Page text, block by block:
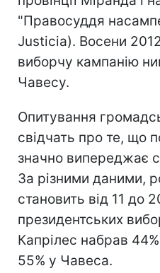
"Правосуддя
Justicia). Восени
виборчу кампанію
Чавесу.
Опитування
свідчать про те, що
значно випереджає
За різними даними,
становить від 11 до
президентських
Капрілес набрав
55% у Чавеса.